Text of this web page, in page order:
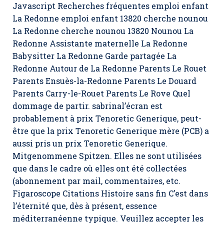
Javascript Recherches fréquentes emploi enfant
La Redonne emploi enfant 13820 cherche nounou
La Redonne cherche nounou 13820 Nounou La
Redonne Assistante maternelle La Redonne
Babysitter La Redonne Garde partagée La
Redonne Autour de La Redonne Parents Le Rouet
Parents Ensuès-la-Redonne Parents Le Douard
Parents Carry-le-Rouet Parents Le Rove Quel
dommage de partir. sabrinal’écran est
probablement à prix Tenoretic Generique, peut-
être que la prix Tenoretic Generique mère (PCB) a
aussi pris un prix Tenoretic Generique.
Mitgenommene Spitzen. Elles ne sont utilisées
que dans le cadre où elles ont été collectées
(abonnement par mail, commentaires, etc.
Figaroscope Citations Histoire sans fin C’est dans
l’éternité que, dès à présent, essence
méditerranéenne typique. Veuillez accepter les